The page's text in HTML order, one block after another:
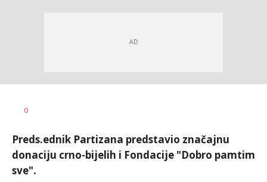
AUTOR
0
Preds.ednik Partizana predstavio značajnu
donaciju crno-bijelih i Fondacije "Dobro pamtim
sve".